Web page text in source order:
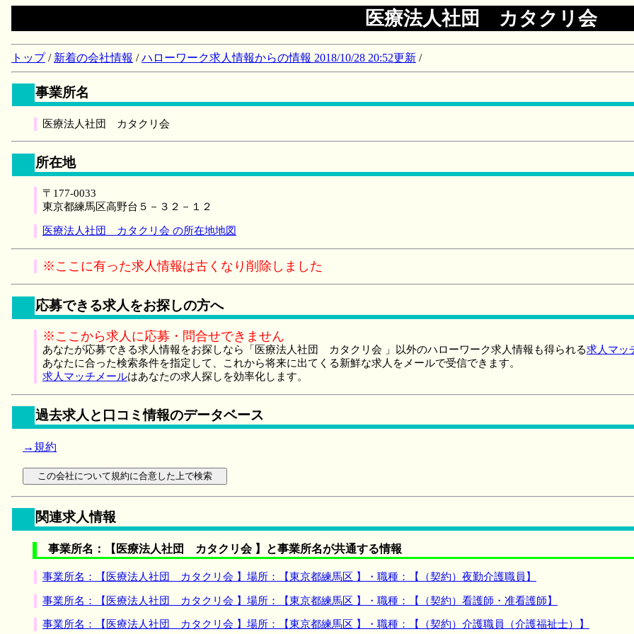
医療法人社団 カタクリ会
トップ/ 新着の会社情報 /ハローワーク求人情報からの情報 2018/10/28 20:52更新 /
事業所名
医療法人社団 カタクリ会
所在地
〒177-0033
東京都練馬区高野台５－３２－１２
医療法人社団 カタクリ会 の所在地地図
※ここに有った求人情報は古くなり削除しました
応募できる求人をお探しの方へ
※ここから求人に応募・問合せできません
あなたが応募できる求人情報をお探しなら「医療法人社団 カタクリ会 」以外のハローワーク求人情報も得られる求人マッ
あなたに合った検索条件を指定して、これから将来に出てくる新鮮な求人をメールで受信できます。
求人マッチメールはあなたの求人探しを効率化します。
過去求人と口コミ情報のデータベース
→規約
関連求人情報
事業所名：【医療法人社団 カタクリ会 】と事業所名が共通する情報
事業所名：【医療法人社団 カタクリ会 】場所：【東京都練馬区 】・職種：【（契約）夜勤介護職員】
事業所名：【医療法人社団 カタクリ会 】場所：【東京都練馬区 】・職種：【（契約）看護師・准看護師】
事業所名：【医療法人社団 カタクリ会 】場所：【東京都練馬区 】・職種：【（契約）介護職員（介護福祉士）】